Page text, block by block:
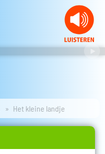
Het kleine landje